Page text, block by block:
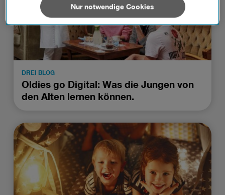
DREI BLOG
Oldies go Digital: Was die Jungen von
den Alten lernen können.
außerhalb der europäischen Union (z.B. in den USA)
verarbeiten. Sie unterliegen keinem EU-konformen
Datenschutzniveau und es stehen keine wirksamen
Rechtsbehelfe zur Verfügung.
Cookies von Unternehmen in Drittstaaten, die ein ähnliches
Datenschutzniveau wie in der Europäischen Union aufweisen
(z.B. Data Privacy Framework), werden wie europäische
Unternehmen behandelt.
Sie nur jene Cookies im Einsatz, die zur Funktion dieser
Website unerlässlich sind.
Nur notwendige Cookies